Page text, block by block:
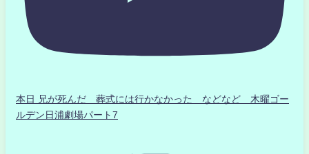
本日 兄が死んだ 葬式には行かなかった などなど 木曜ゴー
ルデン日浦劇場パート7